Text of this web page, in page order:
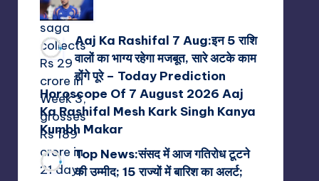
Aaj Ka Rashifal 7 Aug:इन 5 राशि
वालों का भाग्य रहेगा मजबूत, सारे अटके काम
होंगे पूरे – Today Prediction
Horoscope Of 7 August 2026 Aaj
Ka Rashifal Mesh Kark Singh Kanya
Kumbh Makar
Top News:संसद में आज गतिरोध टूटने
की उम्मीद; 15 राज्यों में बारिश का अलर्ट;